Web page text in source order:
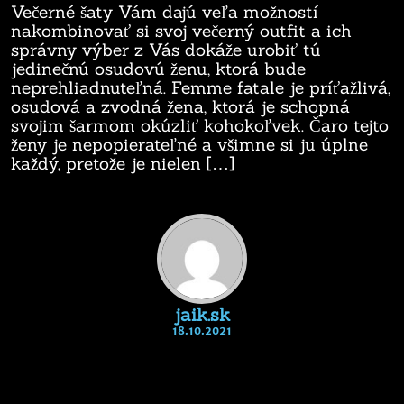
Večerné šaty Vám dajú veľa možností
nakombinovať si svoj večerný outfit a ich
správny výber z Vás dokáže urobiť tú
jedinečnú osudovú ženu, ktorá bude
neprehliadnuteľná. Femme fatale je príťažlivá,
osudová a zvodná žena, ktorá je schopná
svojim šarmom okúzliť kohokoľvek. Čaro tejto
ženy je nepopierateľné a všimne si ju úplne
každý, pretože je nielen […]
jaik.sk
18.10.2021